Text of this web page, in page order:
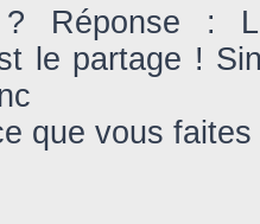
? Réponse :
le partage !
que vous faites